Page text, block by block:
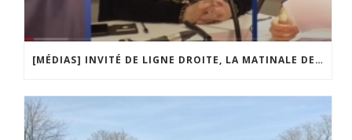
[MÉDIAS] INVITÉ DE LIGNE DROITE, LA MATINALE DE RADIO COURTOISIE